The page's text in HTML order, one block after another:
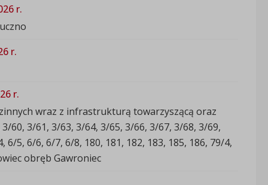
r.
r.
r.
wraz z infrastrukturą towarzyszącą oraz
60, 3/61, 3/63, 3/64, 3/65, 3/66, 3/67, 3/68, 3/69,
5, 6/6, 6/7, 6/8, 180, 181, 182, 183, 185, 186, 79/4,
obręb Gawroniec